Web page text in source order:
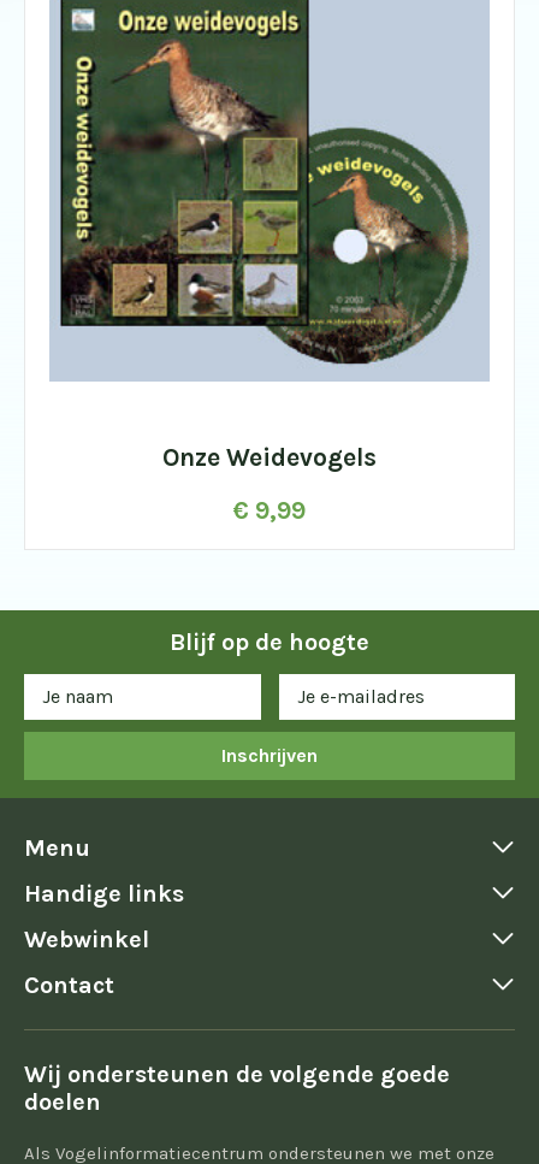
Onze Weidevogels
€ 9,99
Blijf op de hoogte
Inschrijven
Menu
Handige links
Webwinkel
Contact
Wij ondersteunen de volgende goede
doelen
Als Vogelinformatiecentrum ondersteunen we met onze